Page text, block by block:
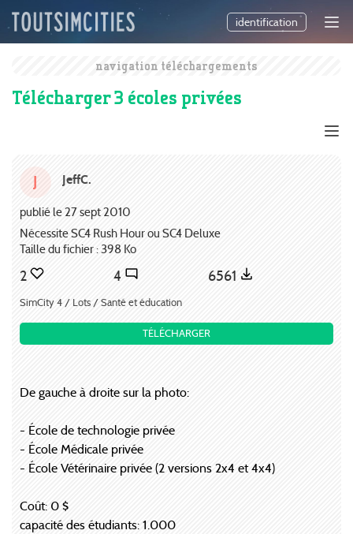
identification
navigation téléchargements
Télécharger 3 écoles privées
J JeffC.
publié le 27 sept 2010
Nécessite SC4 Rush Hour ou SC4 Deluxe
Taille du fichier : 398 Ko
2 4 6561
SimCity 4 / Lots / Santé et éducation
TÉLÉCHARGER
De gauche à droite sur la photo:
- École de technologie privée
- École Médicale privée
- École Vétérinaire privée (2 versions 2x4 et 4x4)
Coût: 0 $
capacité des étudiants: 1.000